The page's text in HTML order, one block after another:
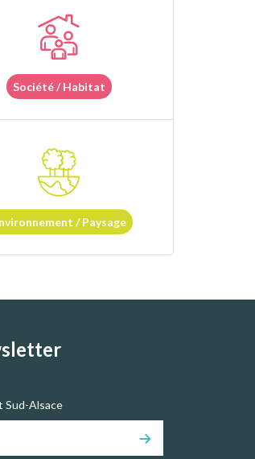
Société / Habitat
/ Paysage
Sud-Alsace